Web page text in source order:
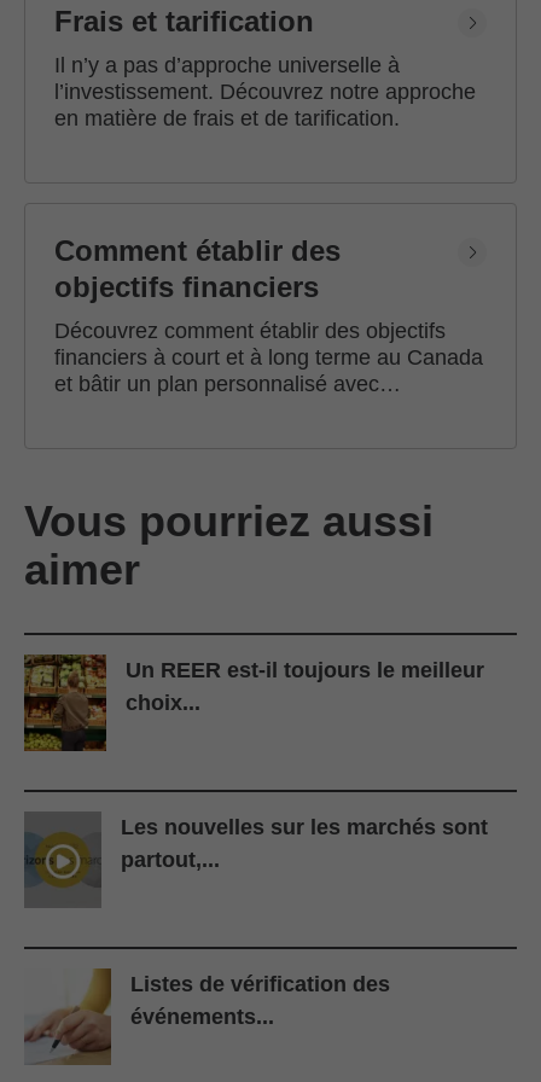
Frais et tarification
Il n’y a pas d’approche universelle à
l’investissement. Découvrez notre approche
en matière de frais et de tarification.
Comment établir des
objectifs financiers
Découvrez comment établir des objectifs
financiers à court et à long terme au Canada
et bâtir un plan personnalisé avec
Vous pourriez aussi
aimer
Un REER est-il toujours le meilleur
choix...
Les nouvelles sur les marchés sont
partout,...
Listes de vérification des
événements...